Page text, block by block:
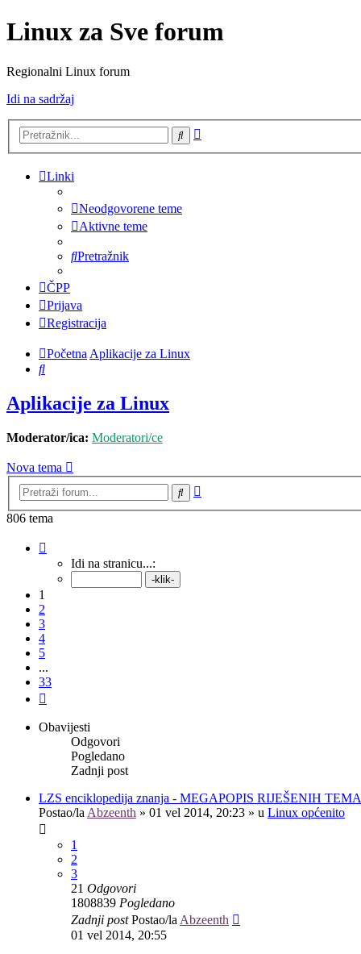
Linux za Sve forum
Regionalni Linux forum
Idi na sadržaj
Pretražnik
Linki
Neodgovorene teme
Aktivne teme
Pretražnik
ČPP
Prijava
Registracija
PočetnaAplikacije za Linux
Pretražnik
Aplikacije za Linux
Moderator/ica: Moderatori/ce
Nova tema
Pretražnik
806 tema
33 .Idi na stranicu...:
1
2
3
4
5
...
33
Obavijesti
Odgovori
Pogledano
Zadnji post
LZS enciklopedija znanja - MEGAPOPIS RIJEŠENIH TEMA
Postao/la Abzeenth » 01 vel 2014, 20:23 » u Linux općenito
1
2
3
21 Odgovori
1808839 Pogledano
Zadnji postPostao/la Abzeenth
01 vel 2014, 20:55